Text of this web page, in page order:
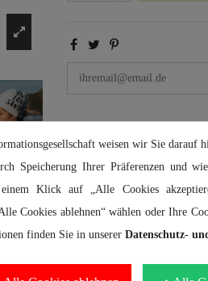
weisen wir Sie darauf
Speicherung Ihrer Präferenzen und
Klick auf „Alle Cookies
Cookies ablehnen“ wählen oder Ihre
finden Sie in unserer Datenschutz-